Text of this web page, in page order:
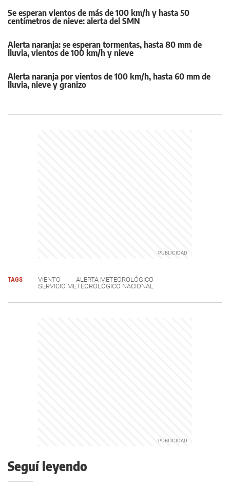
Se esperan vientos de más de 100 km/h y hasta 50
centímetros de nieve: alerta del SMN
Alerta naranja: se esperan tormentas, hasta 80 mm de
lluvia, vientos de 100 km/h y nieve
Alerta naranja por vientos de 100 km/h, hasta 60 mm de
lluvia, nieve y granizo
TAGS VIENTO
ALERTA METEOROLÓGICO
SERVICIO METEOROLÓGICO NACIONAL
Seguí leyendo